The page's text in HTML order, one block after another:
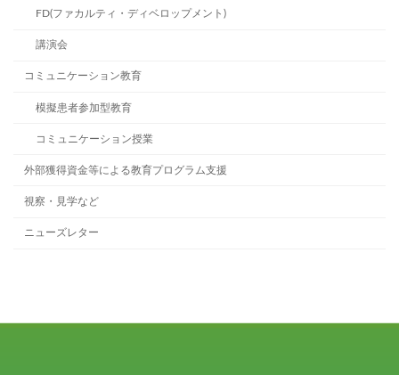
FD(ファカルティ・ディベロップメント)
講演会
コミュニケーション教育
模擬患者参加型教育
コミュニケーション授業
外部獲得資金等による教育プログラム支援
視察・見学など
ニューズレター